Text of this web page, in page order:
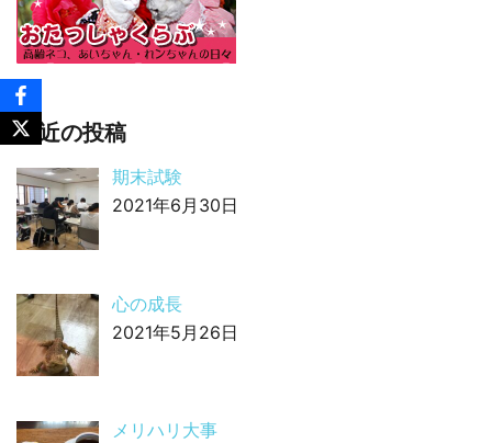
最近の投稿
期末試験
2021年6月30日
心の成長
2021年5月26日
メリハリ大事